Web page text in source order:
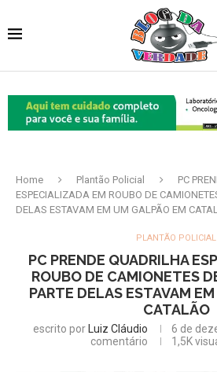
Home Plantão Policial
PC
ESPECIALIZADA EM ROUBO DE
DELAS ESTAVAM EM UM GALPÃO EM
PLANTÃO POLICIAL
PC PRENDE QUADRILHA
ROUBO DE CAMIONETES
PARTE DELAS ESTAVAM
CATALÃO
escrito por Luiz Cláudio 6 de
comentário
1,5K